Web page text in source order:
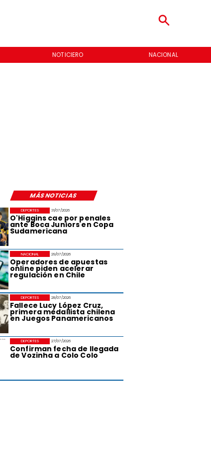
NACIONAL REGIONES
MÁS NOTICIAS
31/07/2026
O'Higgins cae por penales
ante Boca Juniors en Copa
Sudamericana
DEPORTES
29/07/2026
Operadores de apuestas
online piden acelerar
regulación en Chile
NACIONAL
28/07/2026
Fallece Lucy López Cruz,
primera medallista chilena
en Juegos Panamericanos
DEPORTES
27/07/2026
Confirman fecha de llegada
de Vozinha a Colo Colo
DEPORTES